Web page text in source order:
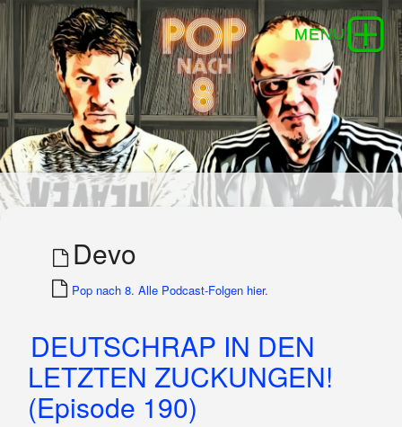
Devo
Pop nach 8. Alle Podcast-Folgen hier.
DEUTSCHRAP IN DEN
LETZTEN ZUCKUNGEN!
(Episode 190)